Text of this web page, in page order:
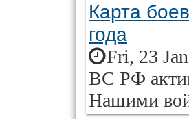
Карта
года
Fri, 23
ВС РФ
Нашими